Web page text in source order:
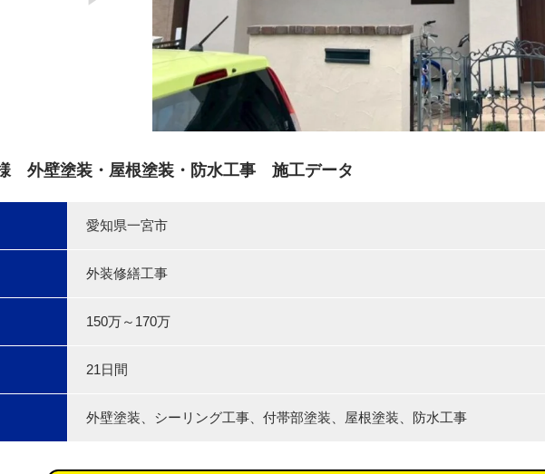
外壁塗装・屋根塗装・防水工事 施工データ
愛知県一宮市
外装修繕工事
150万～170万
21日間
外壁塗装、シーリング工事、付帯部塗装、屋根塗装、防水工事